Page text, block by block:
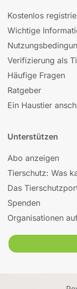
Kostenlos
Wichtige
Verifizierung als
Häufige Fragen
Ratgeber
Ein Haustier
Unterstützen
Abo anzeigen
Tierschutz: Was
Das
Spenden
Organisationen